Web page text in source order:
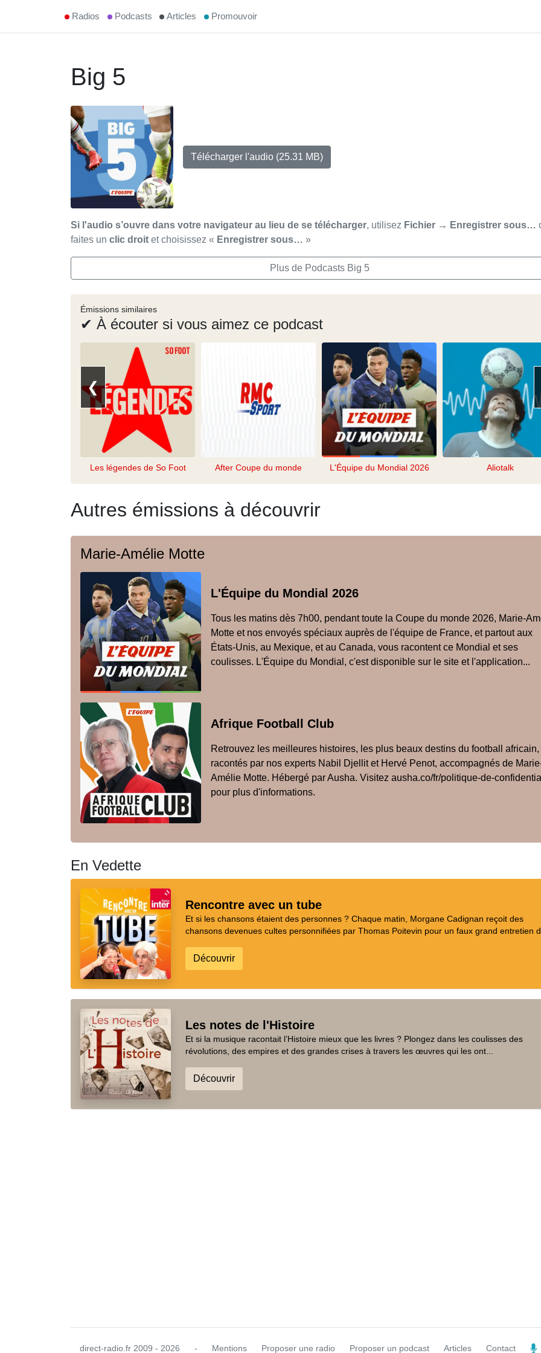
Radios Podcasts Articles Promouvoir
Big 5
Télécharger l'audio (25.31 MB)
Si l'audio s’ouvre dans votre navigateur au lieu de se télécharger, utilisez Fichier → Enregistrer sous…
faites un clic droit et choisissez « Enregistrer sous… »
Plus de Podcasts Big 5
Émissions similaires
✔ À écouter si vous aimez ce podcast
❮
Les légendes de So Foot After Coupe du monde L'Équipe du Mondial 2026 Aliotalk
Autres émissions à découvrir
Marie-Amélie Motte
L'Équipe du Mondial 2026
Tous les matins dès 7h00, pendant toute la Coupe du monde 2026, Marie-
Motte et nos envoyés spéciaux auprès de l'équipe de France, et partout aux
États-Unis, au Mexique, et au Canada, vous racontent ce Mondial et ses
coulisses. L'Équipe du Mondial, c'est disponible sur le site et l'application...
Afrique Football Club
Retrouvez les meilleures histoires, les plus beaux destins du football africain,
racontés par nos experts Nabil Djellit et Hervé Penot, accompagnés de
Amélie Motte. Hébergé par Ausha. Visitez ausha.co/fr/politique-de-
pour plus d'informations.
En Vedette
Rencontre avec un tube
Et si les chansons étaient des personnes ? Chaque matin, Morgane Cadignan reçoit des
chansons devenues cultes personnifiées par Thomas Poitevin pour un faux grand entretien
Découvrir
Les notes de l'Histoire
Et si la musique racontait l’Histoire mieux que les livres ? Plongez dans les coulisses des
révolutions, des empires et des grandes crises à travers les œuvres qui les ont...
Découvrir
direct-radio.fr 2009 - 2026 - Mentions Proposer une radio Proposer un podcast Articles Contact